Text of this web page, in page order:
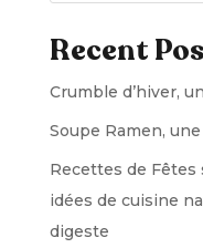
Recent
Crumble d’hiver,
Soupe Ramen,
Recettes de Fêtes
idées de cuisine
digeste